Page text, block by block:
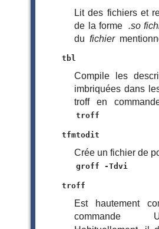
Lit des fichiers et
de la forme .so
du fichier
tbl
Compile les
imbriquées dans
troff en
troff
tfmtodit
Crée un fichier de
groff -Tdvi
troff
Est hautement